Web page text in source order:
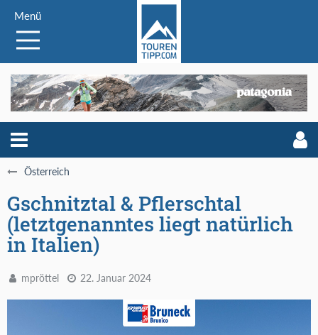
Menü
Österreich
Gschnitztal & Pflerschtal
(letztgenanntes liegt natürlich
in Italien)
mpröttel 22. Januar 2024